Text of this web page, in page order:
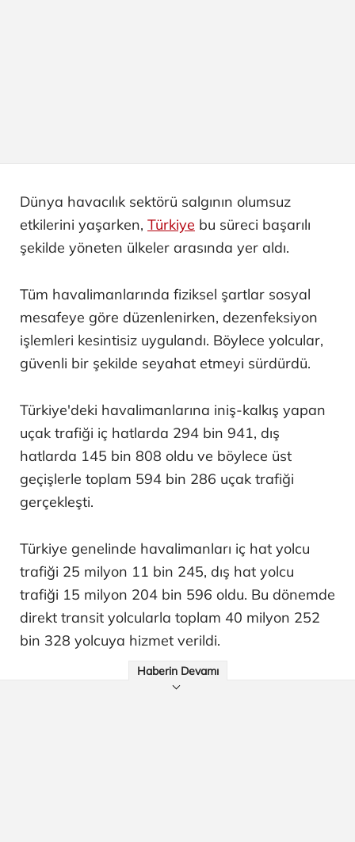
Dünya havacılık sektörü salgının olumsuz
etkilerini yaşarken, Türkiye bu süreci başarılı
şekilde yöneten ülkeler arasında yer aldı.
Tüm havalimanlarında fiziksel şartlar sosyal
mesafeye göre düzenlenirken, dezenfeksiyon
işlemleri kesintisiz uygulandı. Böylece yolcular,
güvenli bir şekilde seyahat etmeyi sürdürdü.
Türkiye'deki havalimanlarına iniş-kalkış yapan
uçak trafiği iç hatlarda 294 bin 941, dış
hatlarda 145 bin 808 oldu ve böylece üst
geçişlerle toplam 594 bin 286 uçak trafiği
gerçekleşti.
Türkiye genelinde havalimanları iç hat yolcu
trafiği 25 milyon 11 bin 245, dış hat yolcu
trafiği 15 milyon 204 bin 596 oldu. Bu dönemde
direkt transit yolcularla toplam 40 milyon 252
bin 328 yolcuya hizmet verildi.
Haberin Devamı